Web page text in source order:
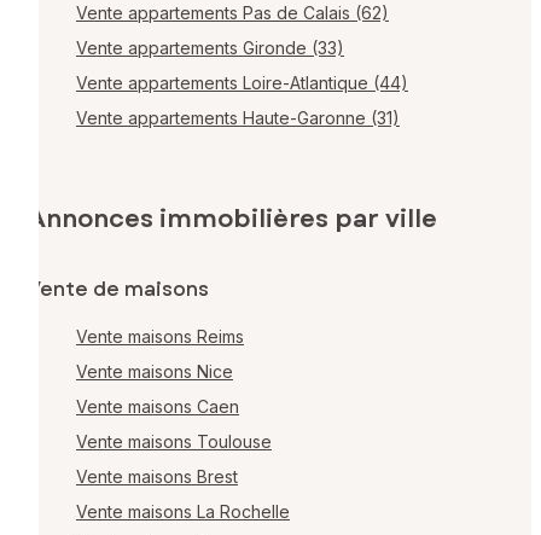
Vente appartements Pas de Calais (62)
Vente appartements Gironde (33)
Vente appartements Loire-Atlantique (44)
Vente appartements Haute-Garonne (31)
Annonces immobilières par ville
Vente de maisons
Vente maisons Reims
Vente maisons Nice
Vente maisons Caen
Vente maisons Toulouse
Vente maisons Brest
Vente maisons La Rochelle